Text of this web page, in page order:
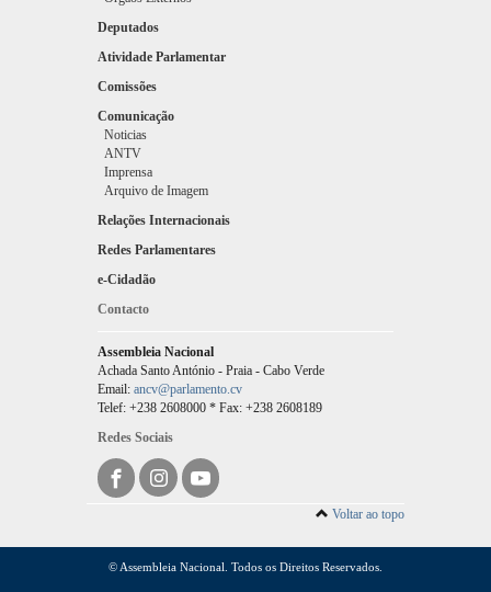
Deputados
Atividade Parlamentar
Comissões
Comunicação
Noticias
ANTV
Imprensa
Arquivo de Imagem
Relações Internacionais
Redes Parlamentares
e-Cidadão
Contacto
Assembleia Nacional
Achada Santo António - Praia - Cabo Verde
Email: ancv@parlamento.cv
Telef: +238 2608000 * Fax: +238 2608189
Redes Sociais
Voltar ao topo
© Assembleia Nacional. Todos os Direitos Reservados.